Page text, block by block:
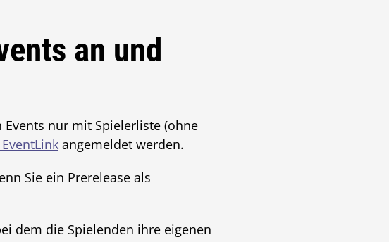
an und
nur mit Spielerliste (ohne
angemeldet werden.
Sie ein Prerelease als
dem die Spielenden ihre eigenen